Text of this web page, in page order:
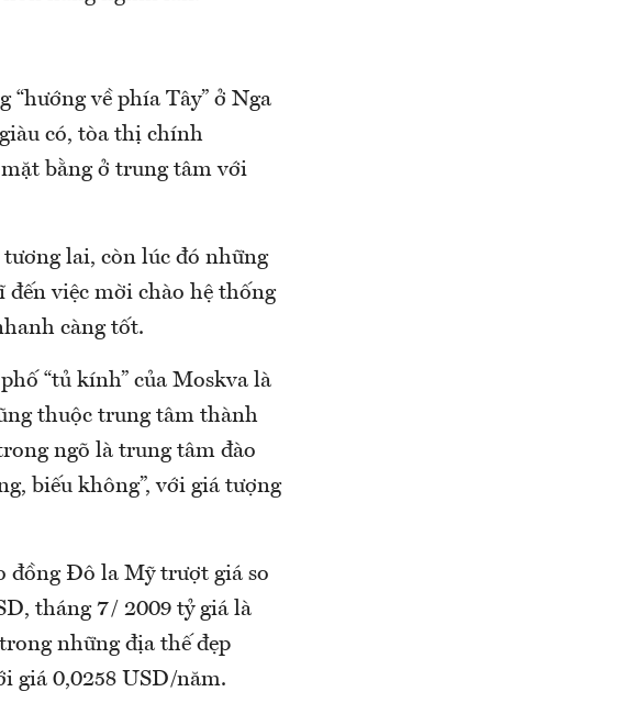
về phía Tây” ở Nga
có, tòa thị chính
bằng ở trung tâm với
lai, còn lúc đó những
việc mời chào hệ thống
càng tốt.
“tủ kính” của Moskva là
thuộc trung tâm thành
ngõ là trung tâm đào
biếu không”, với giá tượng
đồng Đô la Mỹ trượt giá so
tháng 7/ 2009 tỷ giá là
những địa thế đẹp
giá 0,0258 USD/năm.